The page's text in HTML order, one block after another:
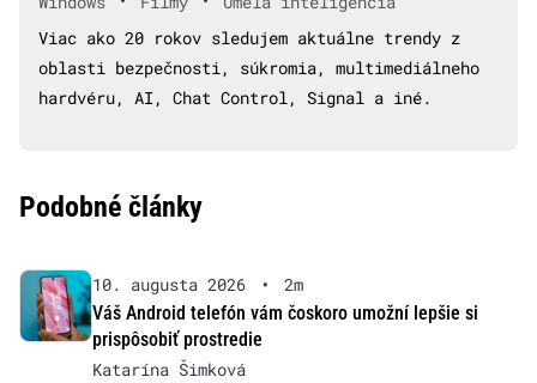
Viac ako 20 rokov sledujem aktuálne trendy z
oblasti bezpečnosti, súkromia, multimediálneho
hardvéru, AI, Chat Control, Signal a iné.
Podobné články
10. augusta 2026 •
2m
Váš Android telefón vám čoskoro umožní lepšie si
prispôsobiť prostredie
Katarína Šimková